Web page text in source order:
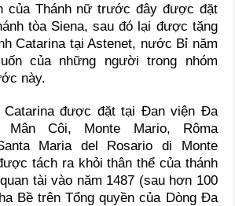
của Thánh nữ trước đây được đặt
tòa Siena, sau đó lại được tặng
Catarina tại Astenet, nước Bỉ năm
của những người trong nhóm
này.
Catarina được đặt tại Đan viện Đa
Côi, Monte Mario, Rôma
Maria del Rosario di Monte
tách ra khỏi thân thể của thánh
tài vào năm 1487 (sau hơn 100
Bề trên Tổng quyền của Dòng Đa